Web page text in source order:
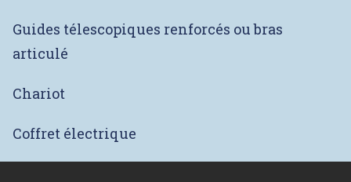
Guides télescopiques renforcés ou bras
articulé
Chariot
Coffret électrique